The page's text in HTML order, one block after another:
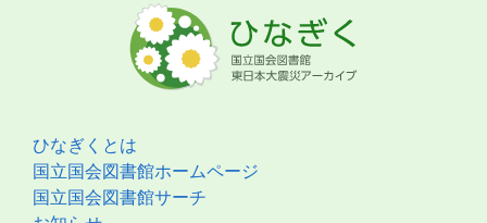
ひなぎくとは
国立国会図書館ホームページ
国立国会図書館サーチ